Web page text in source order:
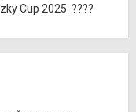
Cup 2025. ????